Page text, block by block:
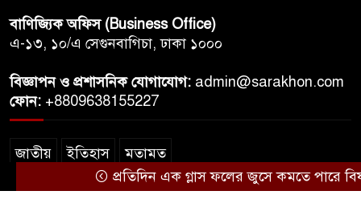
বাণিজ্যিক অফিস (Business Office)
এ-১৩, ১০/এ সেগুনবাগিচা, ঢাকা ১০০০
বিজ্ঞাপন ও প্রশাসনিক যোগাযোগ: admin@sarakhon.com
ফোন: +8809638155227
জাতীয় ইতিহাস মতামত
প্রতিদিন এক গ্লাস ফলের জুসে কমতে পারে বিষণ্নতার